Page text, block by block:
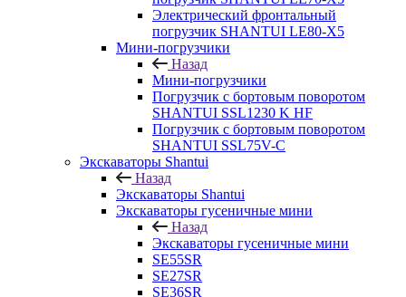
Электрический фронтальный
погрузчик SHANTUI LE80-X5
Мини-погрузчики
Назад
Мини-погрузчики
Погрузчик с бортовым поворотом
SHANTUI SSL1230 K HF
Погрузчик с бортовым поворотом
SHANTUI SSL75V-C
Экскаваторы Shantui
Назад
Экскаваторы Shantui
Экскаваторы гусеничные мини
Назад
Экскаваторы гусеничные мини
SE55SR
SE27SR
SE36SR